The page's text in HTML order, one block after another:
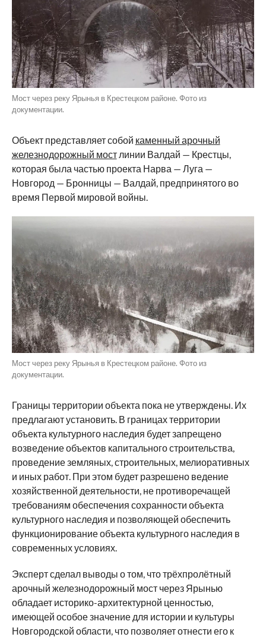
Мост через реку Ярынья в Крестецком районе. Фото из
документации.
Объект представляет собой каменный арочный
железнодорожный мостлинии Валдай — Крестцы,
которая была частью проекта Нарва — Луга —
Новгород — Бронницы — Валдай, предпринятого во
время Первой мировой войны.
Мост через реку Ярынья в Крестецком районе. Фото из
документации.
Границы территории объекта пока не утверждены. Их
предлагают установить. В границах территории
объекта культурного наследия будет запрещено
возведение объектов капитального строительства,
проведение земляных, строительных, мелиоративных
и иных работ. При этом будет разрешено ведение
хозяйственной деятельности, не противоречащей
требованиям обеспечения сохранности объекта
культурного наследия и позволяющей обеспечить
функционирование объекта культурного наследия в
современных условиях.
Эксперт сделал выводы о том, что трёхпролётный
арочный железнодорожный мост через Ярынью
обладает историко-архитектурной ценностью,
имеющей особое значение для истории и культуры
Новгородской области, что позволяет отнести его к